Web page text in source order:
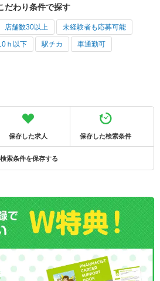
だわり条件で探す
店舗数30以上 未経験者も応募可能
ｈ以下 駅チカ 車通勤可
保存した求人 保存した検索条件
検索条件を保存する